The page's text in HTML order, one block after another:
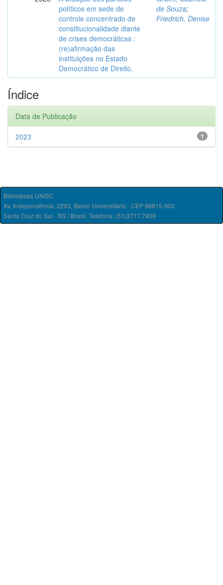
políticos em sede de
controle concentrado de
constitucionalidade diante
de crises democráticas :
(re)afirmação das
instituições no Estado
Democrático de Direito.
de Souza;
Friedrich, Denise
Índice
Data de Publicação
1
2023
Bibliotecas UNISC
Av. Independência, 2293, Bairro Universitário - CEP 96815-900
Santa Cruz do Sul - RS / Brasil. Telefone: (51)3717.7409